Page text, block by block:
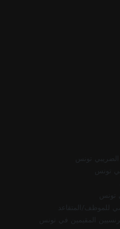
تونس
تونس
تونس
للموظف/المتقاعد
المقيمين في تونس